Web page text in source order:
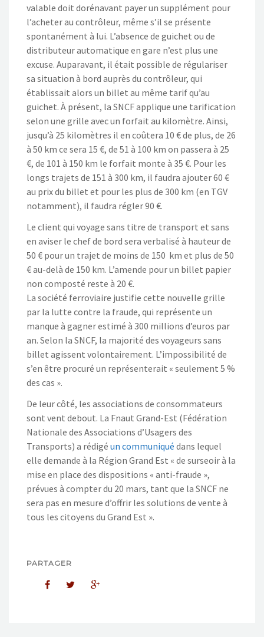
valable doit dorénavant payer un supplément pour
l’acheter au contrôleur, même s’il se présente
spontanément à lui. L’absence de guichet ou de
distributeur automatique en gare n’est plus une
excuse. Auparavant, il était possible de régulariser
sa situation à bord auprès du contrôleur, qui
établissait alors un billet au même tarif qu’au
guichet. À présent, la SNCF applique une tarification
selon une grille avec un forfait au kilomètre. Ainsi,
jusqu’à 25 kilomètres il en coûtera 10 € de plus, de 26
à 50 km ce sera 15 €, de 51 à 100 km on passera à 25
€, de 101 à 150 km le forfait monte à 35 €. Pour les
longs trajets de 151 à 300 km, il faudra ajouter 60 €
au prix du billet et pour les plus de 300 km (en TGV
notamment), il faudra régler 90 €.
Le client qui voyage sans titre de transport et sans
en aviser le chef de bord sera verbalisé à hauteur de
50 € pour un trajet de moins de 150 km et plus de 50
€ au-delà de 150 km. L’amende pour un billet papier
non composté reste à 20 €.
La société ferroviaire justifie cette nouvelle grille
par la lutte contre la fraude, qui représente un
manque à gagner estimé à 300 millions d’euros par
an. Selon la SNCF, la majorité des voyageurs sans
billet agissent volontairement. L’impossibilité de
s’en être procuré un représenterait « seulement 5 %
des cas ».
De leur côté, les associations de consommateurs
sont vent debout. La Fnaut Grand-Est (Fédération
Nationale des Associations d’Usagers des
Transports) a rédigé un communiqué dans lequel
elle demande à la Région Grand Est « de surseoir à la
mise en place des dispositions « anti-fraude »,
prévues à compter du 20 mars, tant que la SNCF ne
sera pas en mesure d’offrir les solutions de vente à
tous les citoyens du Grand Est ».
PARTAGER